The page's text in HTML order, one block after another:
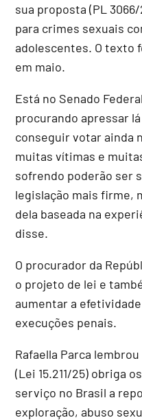
sua proposta (PL
para crimes sexuais
adolescentes. O texto
em maio.
Está no Senado
procurando apressar
conseguir votar ainda
muitas vítimas e
sofrendo poderão ser
legislação mais firme,
dela baseada na
disse.
O procurador da
o projeto de lei e
aumentar a
execuções penais.
Rafaella Parca
(Lei 15.211/25) obriga
serviço no Brasil a
exploração, abuso